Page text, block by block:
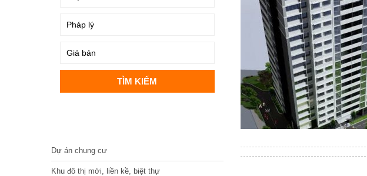
Dự án chung cư
Khu đô thị mới, liền kề, biệt thự